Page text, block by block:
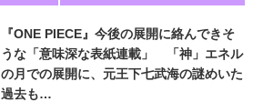
『ONE PIECE』今後の展開に絡んできそ
うな「意味深な表紙連載」 「神」エネル
の月での展開に、元王下七武海の謎めいた
過去も…